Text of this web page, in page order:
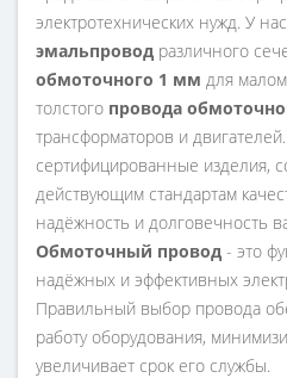
электротехнических нужд. У
эмальпровод различного
обмоточного 1 мм для
толстого провода
трансформаторов и
сертифицированные изделия,
действующим стандартам
надёжность и долговечность
Обмоточный провод - это
надёжных и эффективных
Правильный выбор провода
работу оборудования,
увеличивает срок его службы.